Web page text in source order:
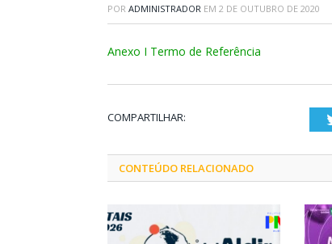
POR ADMINISTRADOR EM 2 DE OUTUBRO DE 2020
Anexo I Termo de Referência
COMPARTILHAR:
CONTEÚDO RELACIONADO